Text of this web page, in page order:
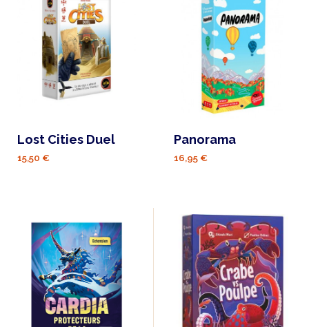
Lost Cities Duel
15,50 €
Panorama
16,95 €